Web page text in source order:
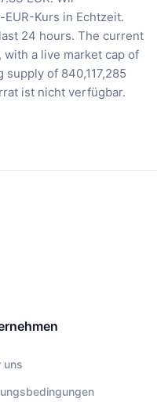
Kurs in Echtzeit.
24 hours. The current
with a live market cap of
supply of 840,117,285
ist nicht verfügbar.
uns